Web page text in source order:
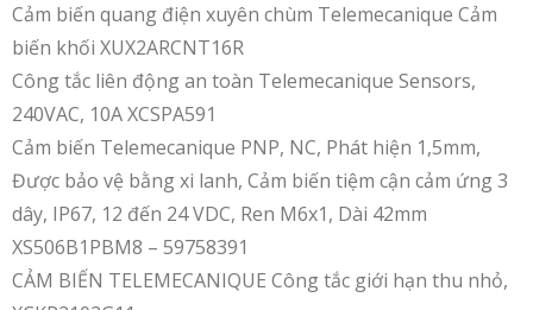
Cảm biến quang điện xuyên chùm Telemecanique Cảm
biến khối XUX2ARCNT16R
Công tắc liên động an toàn Telemecanique Sensors,
240VAC, 10A XCSPA591
Cảm biến Telemecanique PNP, NC, Phát hiện 1,5mm,
Được bảo vệ bằng xi lanh, Cảm biến tiệm cận cảm ứng 3
dây, IP67, 12 đến 24 VDC, Ren M6x1, Dài 42mm
XS506B1PBM8 – 59758391
CẢM BIẾN TELEMECANIQUE Công tắc giới hạn thu nhỏ,